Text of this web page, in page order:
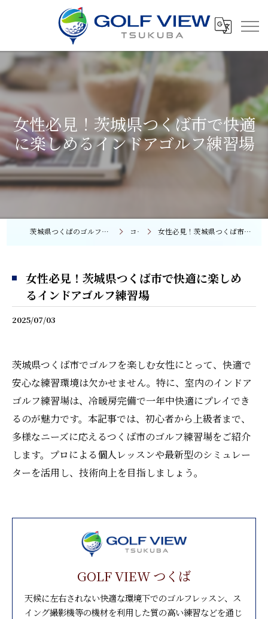
女性必見！茨城県つくば市で快適
に楽しめるインドアゴルフ練習場
茨城県つくばのゴルフレッスンならGOLF VIEW つくば コラム 女性必見！茨城県つくば市で快適に楽しめるインドアゴルフ練習場
女性必見！茨城県つくば市で快適に楽しめ
るインドアゴルフ練習場
2025/07/03
茨城県つくば市でゴルフを楽しむ女性にとって、快適で
安心な練習環境は欠かせません。特に、室内のインドア
ゴルフ練習場は、冷暖房完備で一年中快適にプレイでき
るのが魅力です。本記事では、初心者から上級者まで、
多様なニーズに応えるつくば市のゴルフ練習場をご紹介
します。プロによる個人レッスンや最新型のシミュレー
ターを活用し、技術向上を目指しましょう。
GOLF VIEW つくば
天候に左右されない快適な環境下でのゴルフレッスン、ス
イング撮影機等の機材を利用した質の高い練習などを通じ